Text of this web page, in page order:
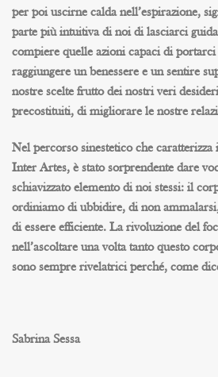
per poi uscirne calda nell’espirazione,
parte più intuitiva di noi di lasciarci
compiere quelle azioni capaci di
raggiungere un benessere e un sentire
nostre scelte frutto dei nostri veri
precostituiti, di migliorare le nostre
Nel percorso sinestetico che
Inter Artes, è stato sorprendente dare
schiavizzato elemento di noi stessi: il
ordiniamo di ubbidire, di non
di essere efficiente. La rivoluzione del
nell’ascoltare una volta tanto questo
sono sempre rivelatrici perché, come
Sabrina Sessa